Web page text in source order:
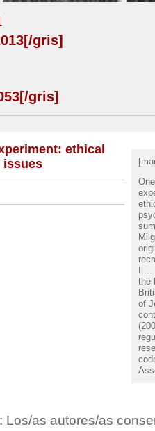
gris]
gris]
I
the
of
ethical
issues
Los/as autores/as